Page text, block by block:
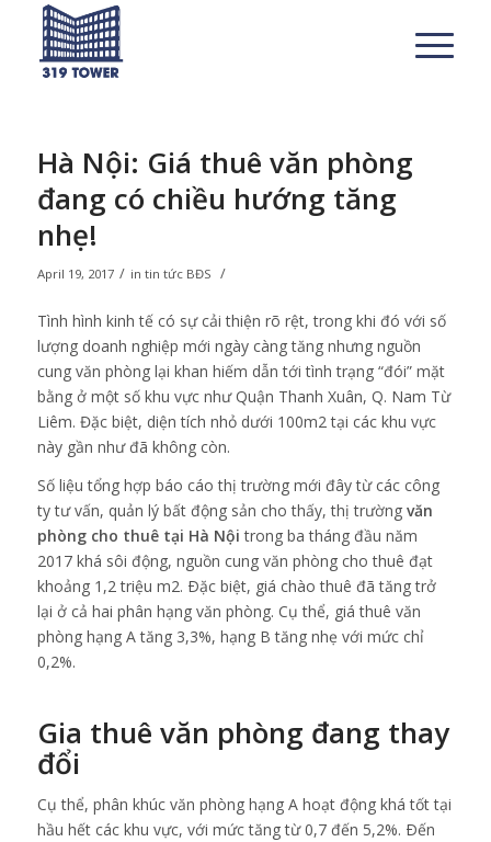
Hà Nội: Giá thuê văn phòng
đang có chiều hướng tăng
nhẹ!
April 19, 2017 / in tin tức BĐS /
Tình hình kinh tế có sự cải thiện rõ rệt, trong khi đó với số
lượng doanh nghiệp mới ngày càng tăng nhưng nguồn
cung văn phòng lại khan hiếm dẫn tới tình trạng “đói” mặt
bằng ở một số khu vực như Quận Thanh Xuân, Q. Nam Từ
Liêm. Đặc biệt, diện tích nhỏ dưới 100m2 tại các khu vực
này gần như đã không còn.
Số liệu tổng hợp báo cáo thị trường mới đây từ các công
ty tư vấn, quản lý bất động sản cho thấy, thị trường văn
phòng cho thuê tại Hà Nội trong ba tháng đầu năm
2017 khá sôi động, nguồn cung văn phòng cho thuê đạt
khoảng 1,2 triệu m2. Ðặc biệt, giá chào thuê đã tăng trở
lại ở cả hai phân hạng văn phòng. Cụ thể, giá thuê văn
phòng hạng A tăng 3,3%, hạng B tăng nhẹ với mức chỉ
0,2%.
Gia thuê văn phòng đang thay
đổi
Cụ thể, phân khúc văn phòng hạng A hoạt động khá tốt tại
hầu hết các khu vực, với mức tăng từ 0,7 đến 5,2%. Ðến